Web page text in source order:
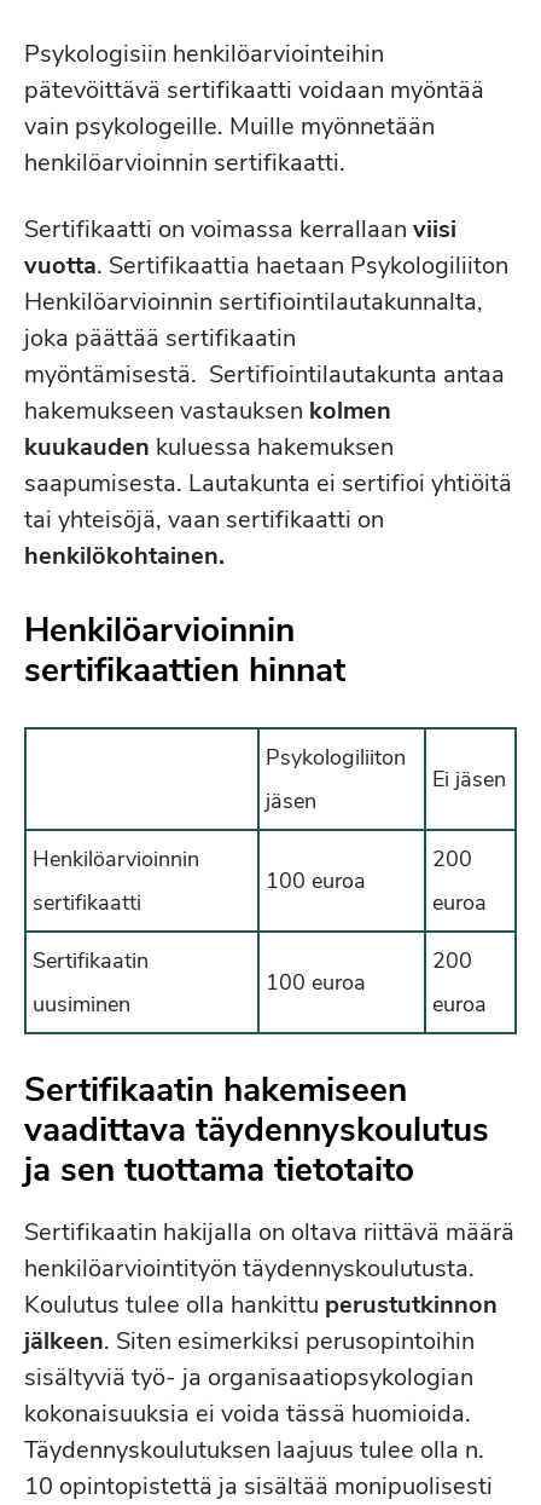
Psykologisiin henkilöarviointeihin
pätevöittävä sertifikaatti voidaan myöntää
vain psykologeille. Muille myönnetään
henkilöarvioinnin sertifikaatti.
Sertifikaatti on voimassa kerrallaan viisi
vuotta. Sertifikaattia haetaan Psykologiliiton
Henkilöarvioinnin sertifiointilautakunnalta,
joka päättää sertifikaatin
myöntämisestä. Sertifiointilautakunta antaa
hakemukseen vastauksen kolmen
kuukauden kuluessa hakemuksen
saapumisesta. Lautakunta ei sertifioi yhtiöitä
tai yhteisöjä, vaan sertifikaatti on
henkilökohtainen.
Henkilöarvioinnin
sertifikaattien hinnat
Psykologiliiton
jäsen
Ei jäsen
Henkilöarvioinnin
sertifikaatti
100 euroa
200
euroa
Sertifikaatin
uusiminen
100 euroa
200
euroa
Sertifikaatin hakemiseen
vaadittava täydennyskoulutus
ja sen tuottama tietotaito
Sertifikaatin hakijalla on oltava riittävä määrä
henkilöarviointityön täydennyskoulutusta.
Koulutus tulee olla hankittu perustutkinnon
jälkeen. Siten esimerkiksi perusopintoihin
sisältyviä työ- ja organisaatiopsykologian
kokonaisuuksia ei voida tässä huomioida.
Täydennyskoulutuksen laajuus tulee olla n.
10 opintopistettä ja sisältää monipuolisesti